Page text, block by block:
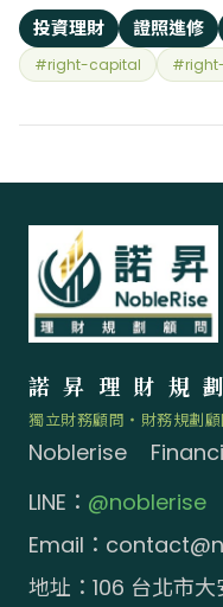
問分享這套美國財務規
財務顧問視角建立流程，
護客戶個資，財務問診整
投資理財 證照進修
#right-capital
諾昇理財規
獨立財務顧問・財務規劃顧
Noblerise
LINE： @noblerise
Email：
地址：106 台北市